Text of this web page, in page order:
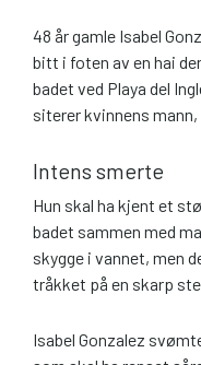
48 år gamle Isabel
bitt i foten av en hai
badet ved Playa del
siterer kvinnens mann,
Intens smerte
Hun skal ha kjent et
badet sammen med
skygge i vannet, men
tråkket på en skarp
Isabel Gonzalez